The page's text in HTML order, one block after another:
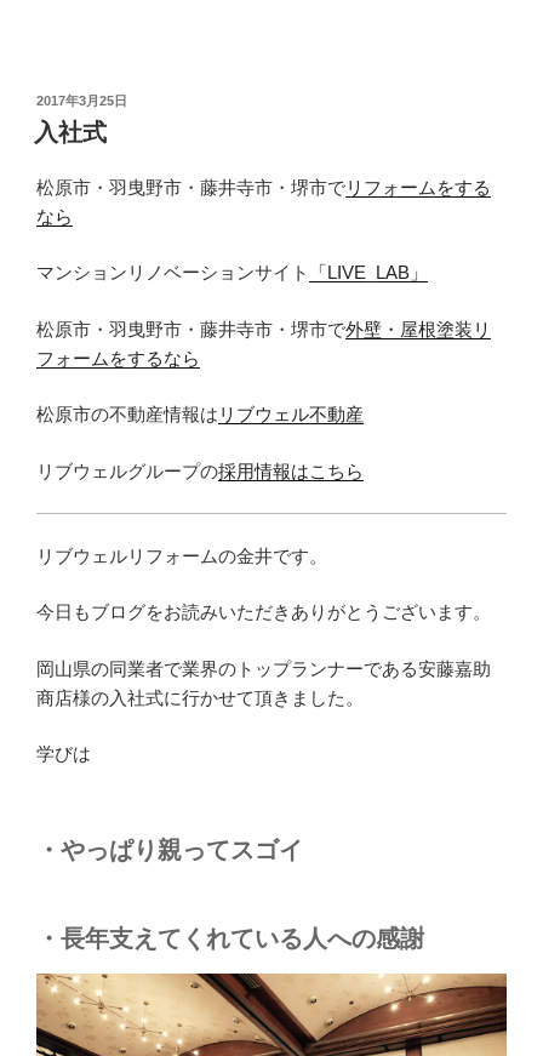
投
稿
日:
2017年3月25日
入社式
松原市・羽曳野市・藤井寺市・堺市でリフォームをする
なら
マンションリノベーションサイト 「LIVE_LAB」
松原市・羽曳野市・藤井寺市・堺市で外壁・屋根塗装リ
フォームをするなら
松原市の不動産情報は リブウェル不動産
リブウェルグループの採用情報はこちら
リブウェルリフォームの金井です。
今日もブログをお読みいただきありがとうございます。
岡山県の同業者で業界のトップランナーである安藤嘉助
商店様の入社式に行かせて頂きました。
学びは
・やっぱり親ってスゴイ
・長年支えてくれている人への感謝